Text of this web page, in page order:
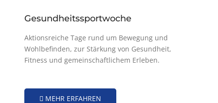
Gesundheitssportwoche
Aktionsreiche Tage rund um Bewegung und
Wohlbefinden, zur Stärkung von Gesundheit,
Fitness und gemeinschaftlichem Erleben.
MEHR ERFAHREN